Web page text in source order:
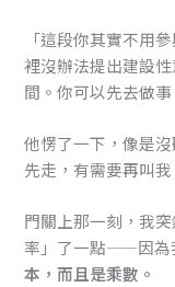
「這段你其實不用
裡沒辦法提出建設
間。你可以先去做
他愣了一下，像是
先走，有需要再叫我
門關上那一刻，我
率」了一點——因為
本，而且是乘數。